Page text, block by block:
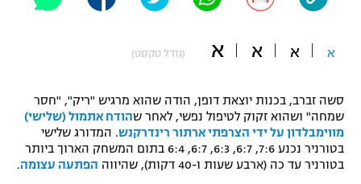
תקנון משתתפים וזוכים בפרסים
תקנון עבור פעילות אלקטרה
טניס
כדורמים
פוטבול אמריקאי NFL
א א א א (גודל טקסט)
סשה זברב, בכנות יוצאת דופן, הודה שהוא מרגיש "ריק", "חסר
שמחה" ושהוא זקוק לטיפול נפשי, לאחר שהודח אתמול (שלישי)
מווימבלדון על ידי הצרפתי ארתור רינדרקנש. המדורג שלישי
בטורניר נכנע 7:6, 6:7, 6:3, 6:7, 6:4 בתום המשחק הארוך ביותר
בטורניר עד כה (ארבע שעות ו-40 דקות), שהיווה
הפתעה עצומה.